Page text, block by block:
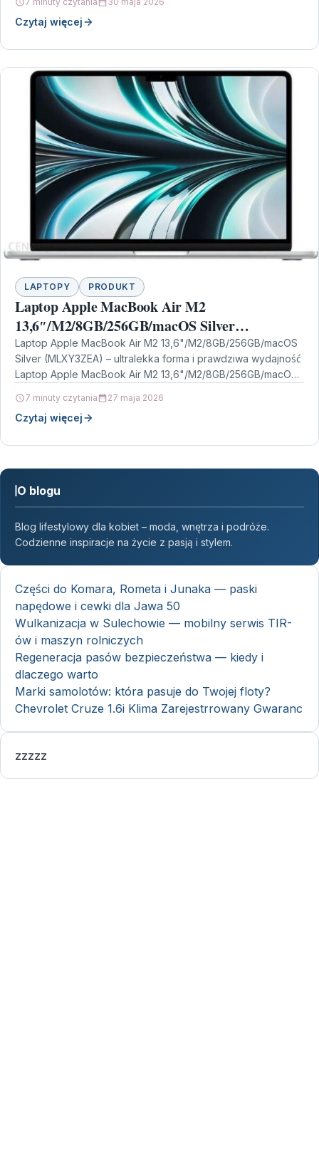
Czytaj więcej
LAPTOPY PRODUKT
Laptop Apple MacBook Air M2
13,6″/M2/8GB/256GB/macOS Silver
(MLXY3ZEA)
Laptop Apple MacBook Air M2 13,6"/M2/8GB/256GB/macOS
Silver (MLXY3ZEA) – ultralekka forma i prawdziwa wydajność
Laptop Apple MacBook Air M2 13,6"/M2/8GB/256GB/macOS
7 minuty czytania 27 maja 2026
Czytaj więcej
O blogu
Blog lifestylowy dla kobiet – moda, wnętrza i podróże.
Codzienne inspiracje na życie z pasją i stylem.
Części do Komara, Rometa i Junaka — paski
napędowe i cewki dla Jawa 50
Wulkanizacja w Sulechowie — mobilny serwis TIR-
ów i maszyn rolniczych
Regeneracja pasów bezpieczeństwa — kiedy i
dlaczego warto
Marki samolotów: która pasuje do Twojej floty?
Chevrolet Cruze 1.6i Klima Zarejestrrowany Gwaranc
zzzzz